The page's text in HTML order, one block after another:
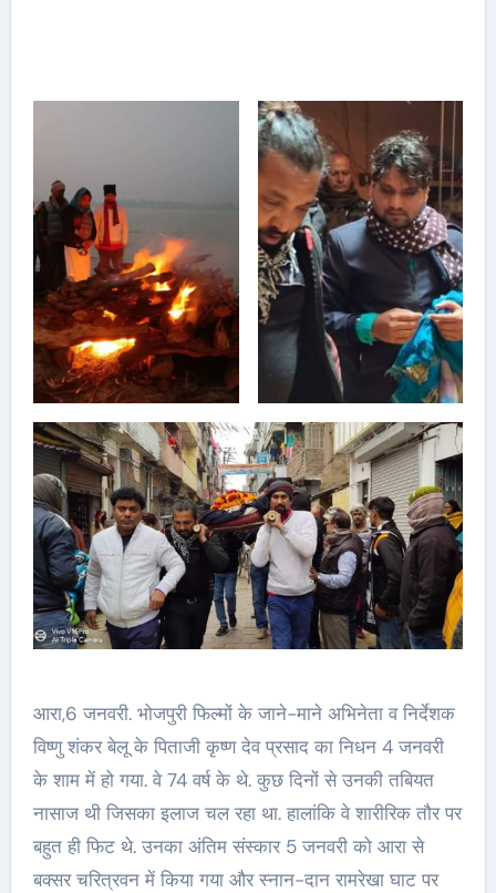
आरा,6 जनवरी. भोजपुरी फिल्मों के जाने-माने अभिनेता व निर्देशक
विष्णु शंकर बेलू के पिताजी कृष्ण देव प्रसाद का निधन 4 जनवरी
के शाम में हो गया. वे 74 वर्ष के थे. कुछ दिनों से उनकी तबियत
नासाज थी जिसका इलाज चल रहा था. हालांकि वे शारीरिक तौर पर
बहुत ही फिट थे. उनका अंतिम संस्कार 5 जनवरी को आरा से
बक्सर चरित्रवन में किया गया और स्नान-दान रामरेखा घाट पर